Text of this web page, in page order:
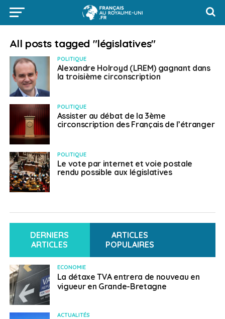
All posts tagged "législatives"
POLITIQUE
Alexandre Holroyd (LREM) gagnant dans
la troisième circonscription
POLITIQUE
Assister au débat de la 3ème
circonscription des Français de l’étranger
POLITIQUE
Le vote par internet et voie postale
rendu possible aux législatives
DERNIERS
ARTICLES
ARTICLES
POPULAIRES
ECONOMIE
La détaxe TVA entrera de nouveau en
vigueur en Grande-Bretagne
ACTUALITÉS